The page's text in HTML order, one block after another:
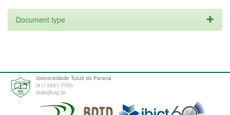
Document type
Universidade Tuiuti do Paraná
(41) 3331-7700
tede@utp.br